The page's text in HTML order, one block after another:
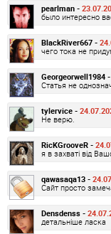
pearlman -
было интересно
BlackRiver667 -
чего тока не
Georgeorwell1984 -
Статья не
tylervice -
Не верю.
RicKGrooveR -
я в захваті від
qawasaqa13 -
Сайт просто
Densdenss -
детальніше ласка